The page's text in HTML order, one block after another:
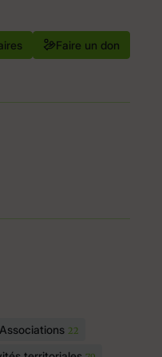
Faire un don
Associations 22